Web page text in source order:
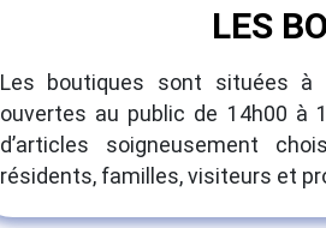
LES
Les boutiques sont situées à
ouvertes au public de 14h00 à
d’articles soigneusement
résidents, familles, visiteurs et